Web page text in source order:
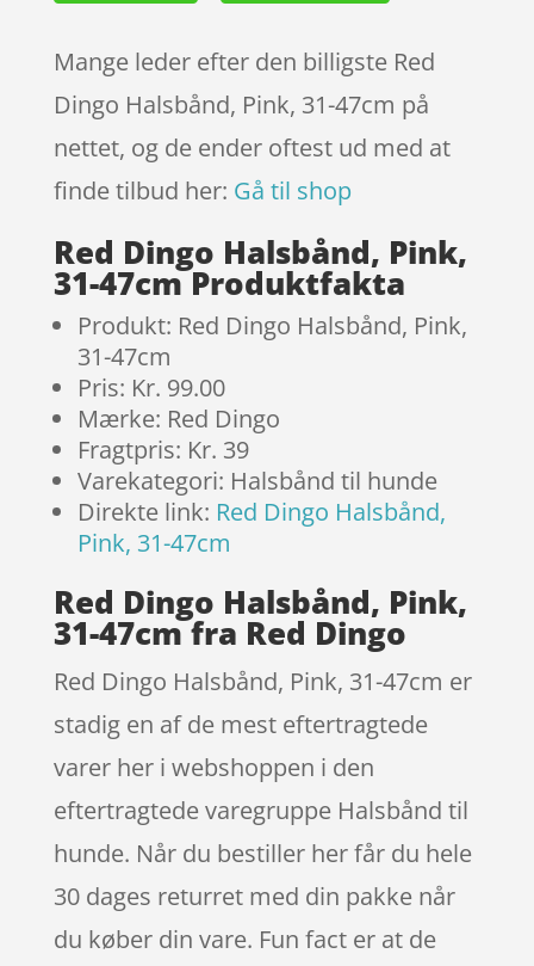
Mange leder efter den billigste Red
Dingo Halsbånd, Pink, 31-47cm på
nettet, og de ender oftest ud med at
finde tilbud her: Gå til shop
Red Dingo Halsbånd, Pink,
31-47cm Produktfakta
Produkt: Red Dingo Halsbånd, Pink,
31-47cm
Pris: Kr. 99.00
Mærke: Red Dingo
Fragtpris: Kr. 39
Varekategori: Halsbånd til hunde
Direkte link: Red Dingo Halsbånd,
Pink, 31-47cm
Red Dingo Halsbånd, Pink,
31-47cm fra Red Dingo
Red Dingo Halsbånd, Pink, 31-47cm er
stadig en af de mest eftertragtede
varer her i webshoppen i den
eftertragtede varegruppe Halsbånd til
hunde. Når du bestiller her får du hele
30 dages returret med din pakke når
du køber din vare. Fun fact er at de